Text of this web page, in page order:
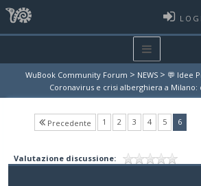
WuBook Community Forum > NEWS > 💬 Idee
Coronavirus e crisi alberghiera a
Precedente 1 2 3 4 5 6
Valutazione discussione: